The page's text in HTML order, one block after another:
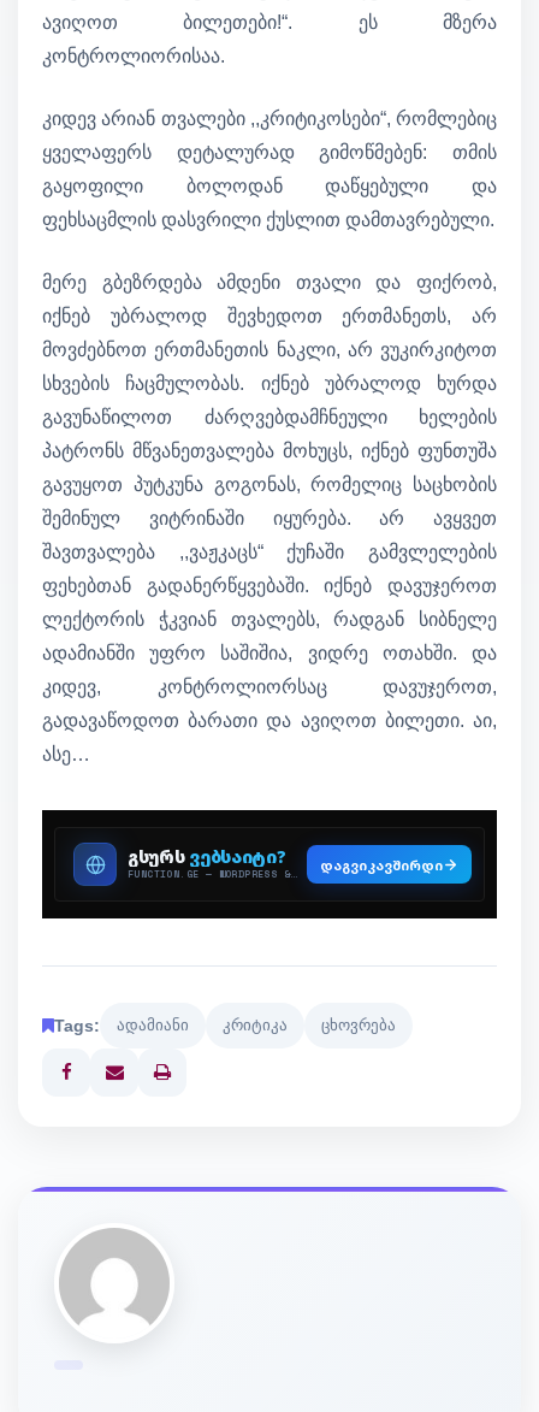
ავიღოთ ბილეთები!“. ეს მზერა
კონტროლიორისაა.
კიდევ არიან თვალები ,,კრიტიკოსები“, რომლებიც
ყველაფერს დეტალურად გიმოწმებენ: თმის
გაყოფილი ბოლოდან დაწყებული და
ფეხსაცმლის დასვრილი ქუსლით დამთავრებული.
მერე გბეზრდება ამდენი თვალი და ფიქრობ,
იქნებ უბრალოდ შევხედოთ ერთმანეთს, არ
მოვძებნოთ ერთმანეთის ნაკლი, არ ვუკირკიტოთ
სხვების ჩაცმულობას. იქნებ უბრალოდ ხურდა
გავუნაწილოთ ძარღვებდამჩნეული ხელების
პატრონს მწვანეთვალება მოხუცს, იქნებ ფუნთუშა
გავუყოთ პუტკუნა გოგონას, რომელიც საცხობის
შემინულ ვიტრინაში იყურება. არ ავყვეთ
შავთვალება ,,ვაჟკაცს“ ქუჩაში გამვლელების
ფეხებთან გადანერწყვებაში. იქნებ დავუჯეროთ
ლექტორის ჭკვიან თვალებს, რადგან სიბნელე
ადამიანში უფრო საშიშია, ვიდრე ოთახში. და
კიდევ, კონტროლიორსაც დავუჯეროთ,
გადავაწოდოთ ბარათი და ავიღოთ ბილეთი. აი,
ასე…
Tags: ადამიანი კრიტიკა ცხოვრება
Print